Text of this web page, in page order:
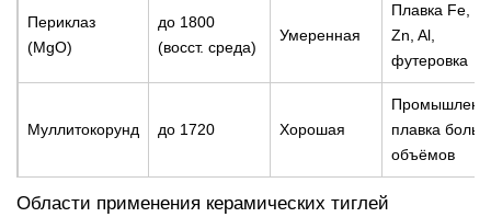
Периклаз
(MgO)
до 1800
(восст. среда)
Умеренная
Плавка Fe,
Zn, Al,
футеровка
Муллитокорунд до 1720 Хорошая
плавка
объёмов
Области применения керамических тиглей